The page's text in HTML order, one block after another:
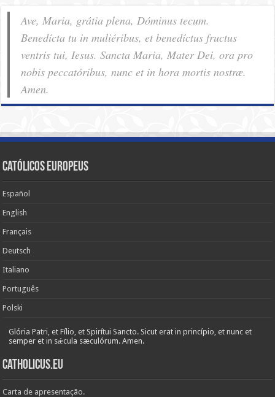
Ave, Maria, grátia plena, Dóminus tecum.
Benedícta tu in muliéribus, et benedíctus fructus
ventris tui, Iesus. Sancta Maria, Mater Dei, ora pro
nobis pec­ca­tóribus, nunc et in hora mortis nostræ.
Amen.
Católicos Europeus
Español
English
Français
Deutsch
Italiano
Português
Polski
Glória Patri, et Fílio, et Spirítui Sancto. Sicut erat in princípio, et nunc et
semper et in sǽcula sæculórum. Amen.
Catholicus.eu
Carta de apresentação.